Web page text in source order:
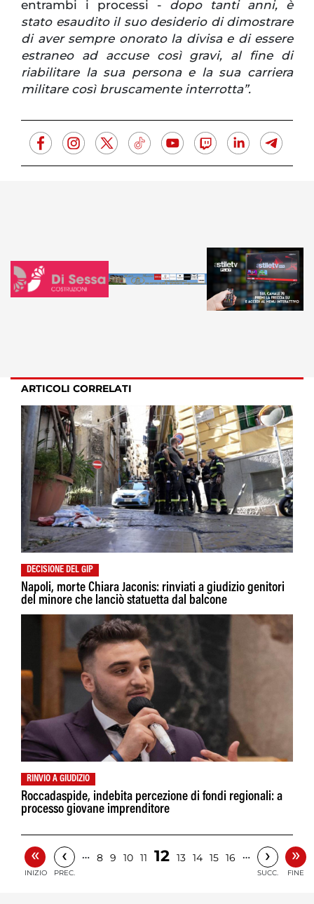
entrambi i processi - dopo tanti anni, è
stato esaudito il suo desiderio di dimostrare
di aver sempre onorato la divisa e di essere
estraneo ad accuse così gravi, al fine di
riabilitare la sua persona e la sua carriera
militare così bruscamente interrotta”.
ARTICOLI CORRELATI
DECISIONE DEL GIP
Napoli, morte Chiara Jaconis: rinviati a giudizio genitori
del minore che lanciò statuetta dal balcone
RINVIO A GIUDIZIO
Roccadaspide, indebita percezione di fondi regionali: a
processo giovane imprenditore
«
INIZIO
‹
PREC.
… 8 9 10 11 12 13 14 15 16 … ›
SUCC.
»
FINE